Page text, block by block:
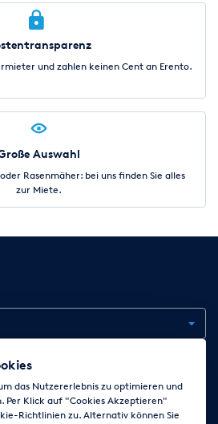
und zahlen keinen Cent an Erento.
Auswahl
Rasenmäher: bei uns finden Sie alles
zur Miete.
Cookie-Einstellungen ändern
das Nutzererlebnis zu optimieren und
Per Klick auf "Cookies Akzeptieren"
Richtlinien zu. Alternativ können Sie